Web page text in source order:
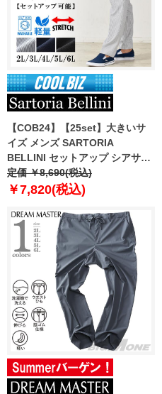
【COB24】【25set】大きいサ
イズ メンズ SARTORIA
BELLINI セットアップ シアサッ
カー ストレッチ パンツ 軽量 ウ
ォッシャブル イージーケア
定価 ￥8,690(税込)
￥7,820(税込)